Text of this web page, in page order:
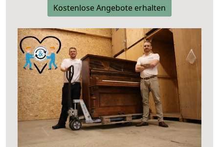
Kostenlose Angebote erhalten